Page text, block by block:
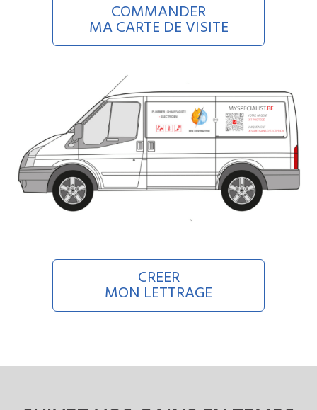
COMMANDER
MA CARTE DE VISITE
CREER
MON LETTRAGE